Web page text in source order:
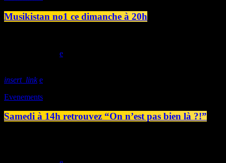
Musikistan no1 ce dimanche à 20h
insert_link
Evenements
Samedi à 14h retrouvez “On n’est pas bien là ?!”